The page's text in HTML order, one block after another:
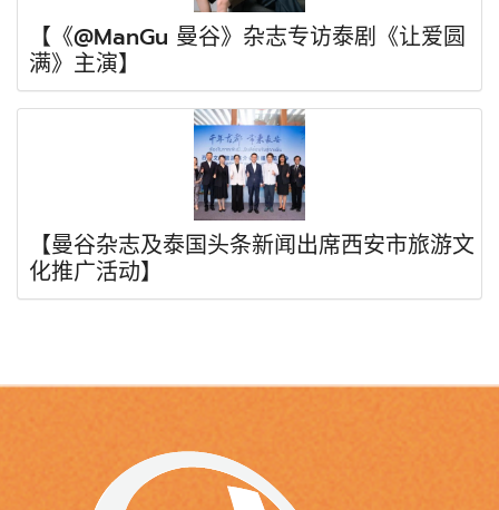
【《@ManGu 曼谷》杂志专访泰剧《让爱圆
满》主演】
【曼谷杂志及泰国头条新闻出席西安市旅游文
化推广活动】